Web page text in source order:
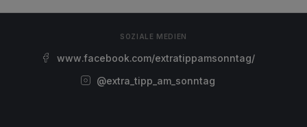
SOZIALE MEDIEN
www.facebook.com/extratippamsonntag/
@extra_tipp_am_sonntag